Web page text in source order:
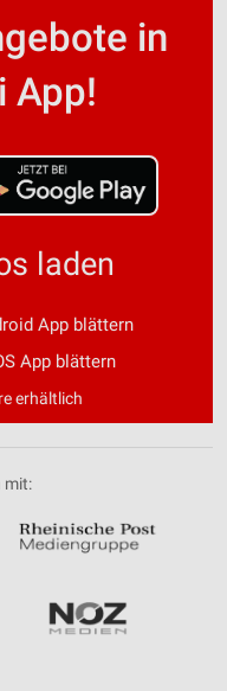
in
App!
laden
App blättern
App blättern
erhältlich
mit: